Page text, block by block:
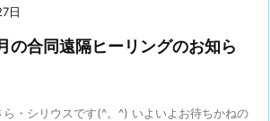
日
の合同遠隔ヒーリングのお知ら
ら・シリウスです(^。^) いよいよお待ちかねの